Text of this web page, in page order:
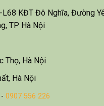
L68 KĐT Đô Nghĩa, Đường
TP Hà Nội
Thọ, Hà Nội
Hà Nội
- 0907 556 226